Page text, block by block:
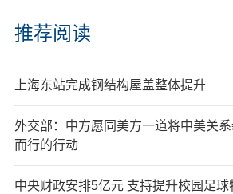
推荐阅读
上海东站完成钢结构屋盖整体提升
外交部：中方愿同美方一道将中美关
而行的行动
中央财政安排5亿元 支持提升校园足